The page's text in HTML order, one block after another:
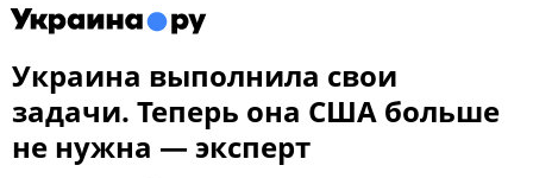
Украина выполнила свои
задачи. Теперь она США больше
не нужна — эксперт